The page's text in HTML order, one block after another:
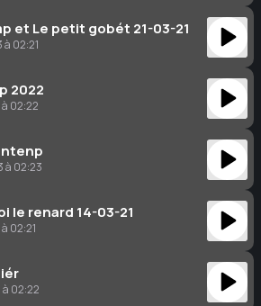
et Le petit gobét 21-03-21
02:21
2022
02:22
à 02:23
le renard 14-03-21
02:21
02:22